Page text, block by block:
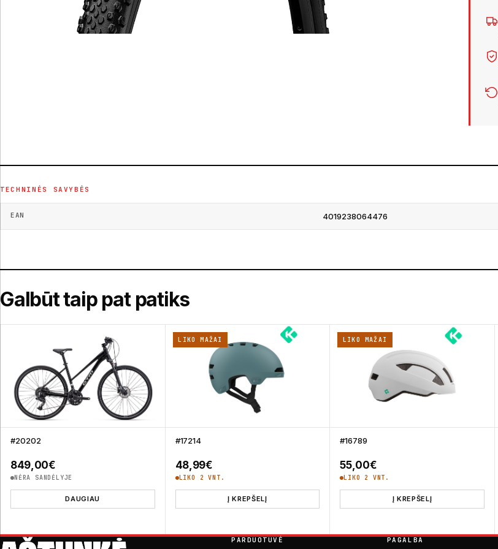
TECHNINĖS SAVYBĖS
EAN 4019238064476
Galbūt taip pat patiks
#20202
849,00€
NĖRA SANDĖLYJE
DAUGIAU
LIKO MAŽAI
#17214
48,99€
LIKO 2 VNT.
Į KREPŠELĮ
LIKO MAŽAI
#16789
55,00€
LIKO 2 VNT.
Į KREPŠELĮ
PARDUOTUVĖ PAGALBA